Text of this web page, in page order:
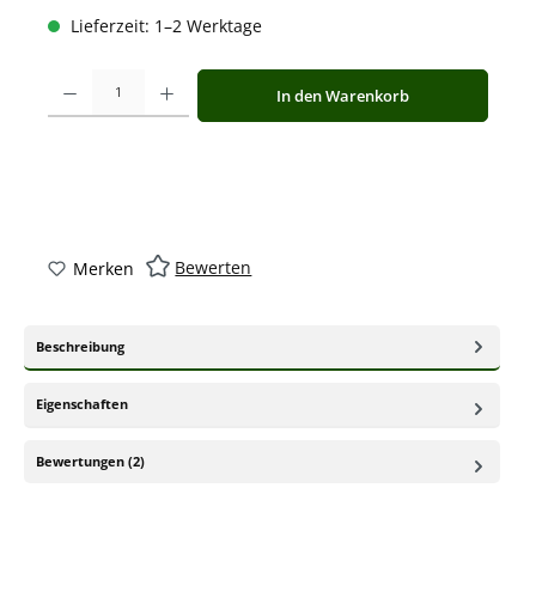
Lieferzeit: 1–2 Werktage
Produkt Anzahl: Gib den gewünschten Wert ein oder benutze die
In den Warenkorb
Merken Bewerten
Beschreibung
Eigenschaften
Bewertungen (2)